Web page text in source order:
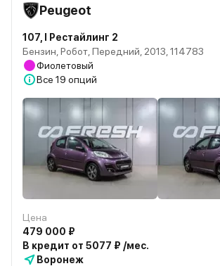
Peugeot
107, I Рестайлинг 2
Бензин, Робот, Передний, 2013, 114783
Фиолетовый
Все 19 опций
Цена
479 000 ₽
В кредит от 5077 ₽ /мес.
Воронеж